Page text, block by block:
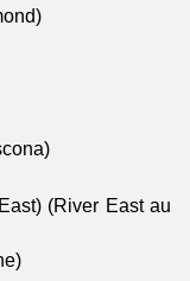
(River East au